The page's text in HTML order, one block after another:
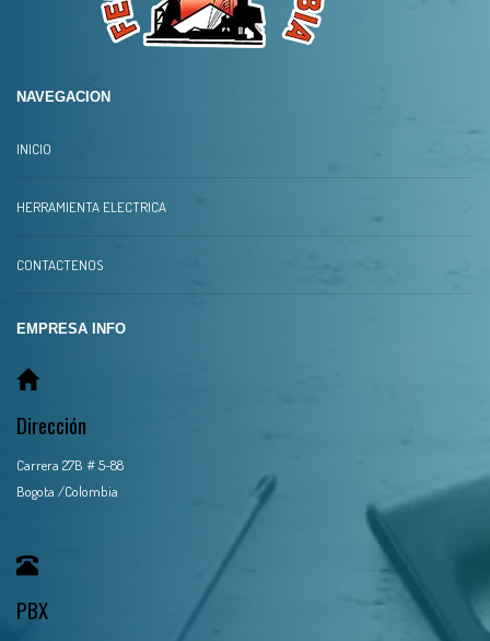
NAVEGACION
INICIO
HERRAMIENTA ELECTRICA
CONTACTENOS
EMPRESA INFO
Dirección
Carrera 27B # 5-88
Bogota /Colombia
PBX